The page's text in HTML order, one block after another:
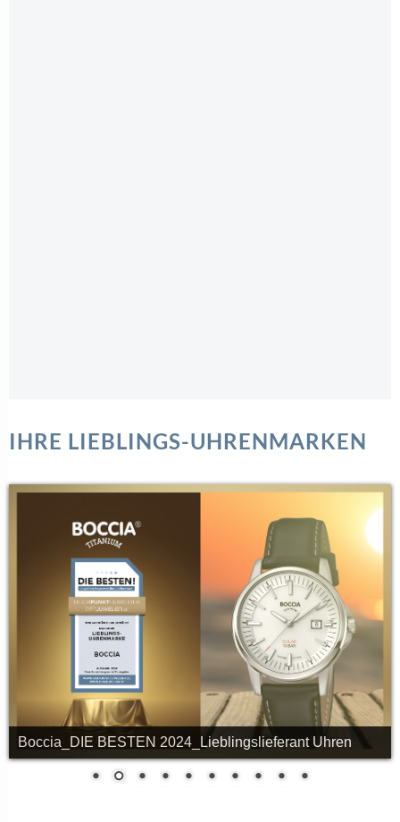
IHRE LIEBLINGS-UHRENMARKEN
Boccia_DIE BESTEN 2024_Lieblingslieferant Uhren